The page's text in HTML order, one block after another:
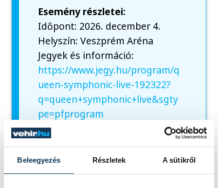
Beleegyezés Részletek A sütikről
Esemény részletei:
Időpont: 2026. december 4.
Helyszín: Veszprém Aréna
Jegyek és információ:
https://www.jegy.hu/program/q
ueen-symphonic-live-192322?
q=queen+symphonic+live&sgty
pe=pfprogram